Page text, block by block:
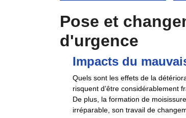
Pose et
d'urgence
Impacts du
Quels sont les effets de la
risquent d’être considérablement
De plus, la formation de
irréparable, son travail de